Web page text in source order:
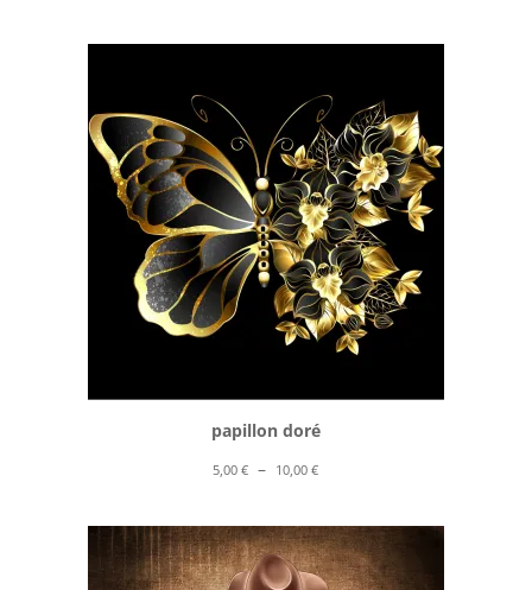
prix :
à
10,00 €
papillon doré
5,00€ – 10,00€Plage
prix :
5,00 €
à